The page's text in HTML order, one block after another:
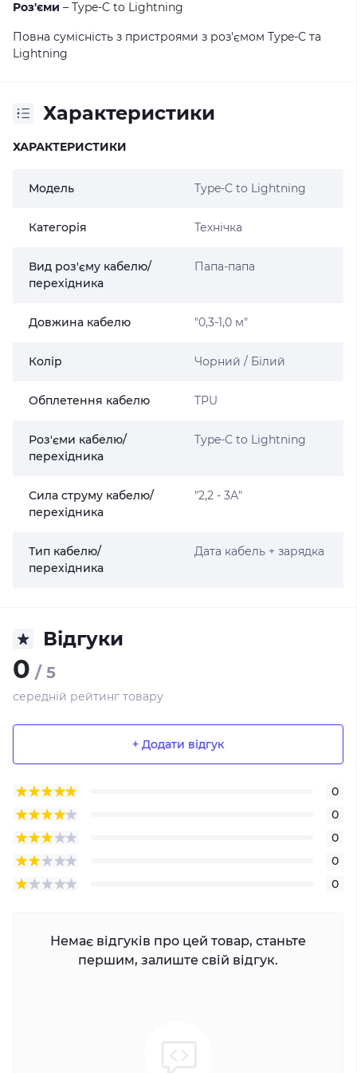
Роз'єми – Type-C to Lightning
Повна сумісність з пристроями з роз'ємом Type-C та
Lightning
Характеристики
ХАРАКТЕРИСТИКИ
Модель Type-C to Lightning
Категорія Технічка
Вид роз'єму кабелю/
перехідника
Папа-папа
Довжина кабелю "0,3-1,0 м"
Колір Чорний / Білий
Обплетення кабелю TPU
Роз'єми кабелю/
перехідника
Type-C to Lightning
Сила струму кабелю/
перехідника
"2,2 - 3А"
Тип кабелю/
перехідника
Дата кабель + зарядка
Відгуки
0 / 5
середній рейтинг товару
+ Додати відгук
0
0
0
0
0
Немає відгуків про цей товар, станьте
першим, залиште свій відгук.